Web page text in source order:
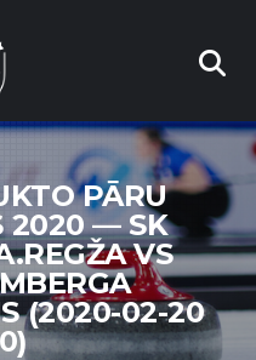
PĀRU
2020 — SK
VS
(2020-02-20